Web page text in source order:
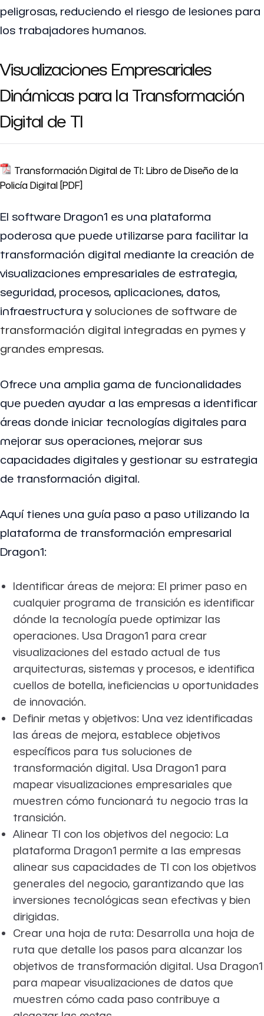
peligrosas, reduciendo el riesgo de lesiones para
los trabajadores humanos.
Visualizaciones Empresariales
Dinámicas para la Transformación
Digital de TI
Transformación Digital de TI: Libro de Diseño de la
Policía Digital [PDF]
El software Dragon1 es una plataforma
poderosa que puede utilizarse para facilitar la
transformación digital mediante la creación de
visualizaciones empresariales de estrategia,
seguridad, procesos, aplicaciones, datos,
infraestructura y soluciones de software de
transformación digital integradas en pymes y
grandes empresas.
Ofrece una amplia gama de funcionalidades
que pueden ayudar a las empresas a identificar
áreas donde iniciar tecnologías digitales para
mejorar sus operaciones, mejorar sus
capacidades digitales y gestionar su estrategia
de transformación digital.
Aquí tienes una guía paso a paso utilizando la
plataforma de transformación empresarial
Dragon1:
Identificar áreas de mejora: El primer paso en
cualquier programa de transición es identificar
dónde la tecnología puede optimizar las
operaciones. Usa Dragon1 para crear
visualizaciones del estado actual de tus
arquitecturas, sistemas y procesos, e identifica
cuellos de botella, ineficiencias u oportunidades
de innovación.
Definir metas y objetivos: Una vez identificadas
las áreas de mejora, establece objetivos
específicos para tus soluciones de
transformación digital. Usa Dragon1 para
mapear visualizaciones empresariales que
muestren cómo funcionará tu negocio tras la
transición.
Alinear TI con los objetivos del negocio: La
plataforma Dragon1 permite a las empresas
alinear sus capacidades de TI con los objetivos
generales del negocio, garantizando que las
inversiones tecnológicas sean efectivas y bien
dirigidas.
Crear una hoja de ruta: Desarrolla una hoja de
ruta que detalle los pasos para alcanzar los
objetivos de transformación digital. Usa Dragon1
para mapear visualizaciones de datos que
muestren cómo cada paso contribuye a